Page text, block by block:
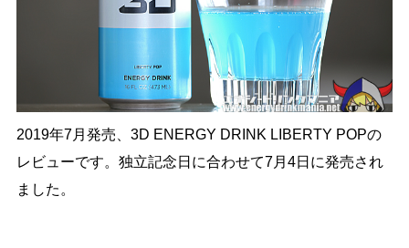
2019年7月発売、3D ENERGY DRINK LIBERTY POPの
レビューです。独立記念日に合わせて7月4日に発売され
ました。